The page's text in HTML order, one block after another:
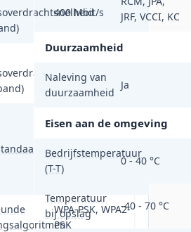
400 Mbit/s
867 Mbit/s
IEEE 802.11a,
IEEE 802.11b,
IEEE 802.11g,
WPA-PSK, WPA2-
PSK
JRF, VCCI, KC
Duurzaamheid
Naleving van
duurzaamheid
Ja
Eisen aan de omgeving
Bedrijfstemperatuur
(T-T)
0 - 40 °C
Temperatuur
bij opslag
-40 - 70 °C